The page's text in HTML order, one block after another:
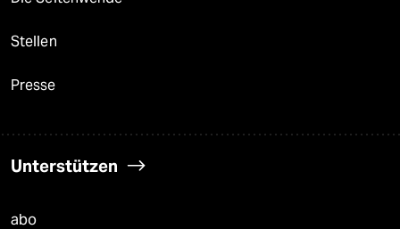
Stellen
Presse
Unterstützen
abo